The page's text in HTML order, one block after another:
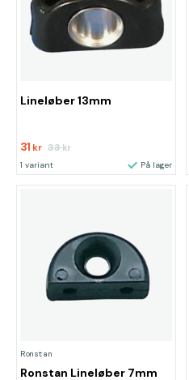
Lineløber 13mm
31 kr 33kr
1 variant På lager
Ronstan
Ronstan Lineløber 7mm